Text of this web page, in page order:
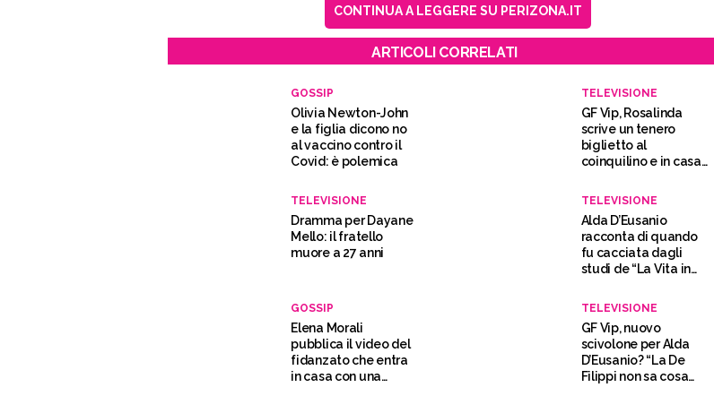
CONTINUA A LEGGERE SU PERIZONA.IT
ARTICOLI CORRELATI
GOSSIP
Olivia Newton-John
e la figlia dicono no
al vaccino contro il
Covid: è polemica
TELEVISIONE
GF Vip, Rosalinda
scrive un tenero
biglietto al
coinquilino e in casa
TELEVISIONE
Dramma per Dayane
Mello: il fratello
muore a 27 anni
TELEVISIONE
Alda D’Eusanio
racconta di quando
fu cacciata dagli
studi de “La Vita in
stacca
GOSSIP
Elena Morali
pubblica il video del
fidanzato che entra
in casa con una
TELEVISIONE
GF Vip, nuovo
scivolone per Alda
D’Eusanio? “La De
Filippi non sa cosa